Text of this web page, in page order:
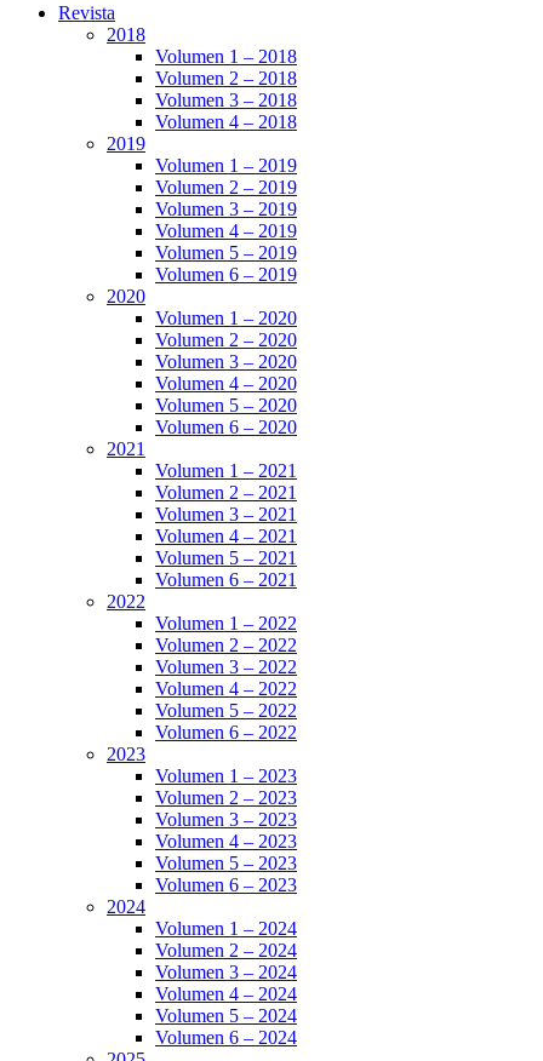
Revista
2018
Volumen 1 – 2018
Volumen 2 – 2018
Volumen 3 – 2018
Volumen 4 – 2018
2019
Volumen 1 – 2019
Volumen 2 – 2019
Volumen 3 – 2019
Volumen 4 – 2019
Volumen 5 – 2019
Volumen 6 – 2019
2020
Volumen 1 – 2020
Volumen 2 – 2020
Volumen 3 – 2020
Volumen 4 – 2020
Volumen 5 – 2020
Volumen 6 – 2020
2021
Volumen 1 – 2021
Volumen 2 – 2021
Volumen 3 – 2021
Volumen 4 – 2021
Volumen 5 – 2021
Volumen 6 – 2021
2022
Volumen 1 – 2022
Volumen 2 – 2022
Volumen 3 – 2022
Volumen 4 – 2022
Volumen 5 – 2022
Volumen 6 – 2022
2023
Volumen 1 – 2023
Volumen 2 – 2023
Volumen 3 – 2023
Volumen 4 – 2023
Volumen 5 – 2023
Volumen 6 – 2023
2024
Volumen 1 – 2024
Volumen 2 – 2024
Volumen 3 – 2024
Volumen 4 – 2024
Volumen 5 – 2024
Volumen 6 – 2024